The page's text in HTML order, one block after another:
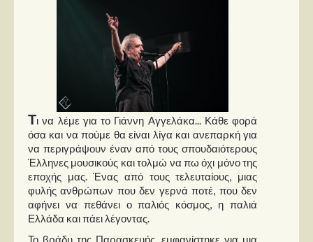
Βιβλία
Video News
Καλλιτέχνες
Μουσικοί
Διάφοροι
Εκτός Συνόρων
Τι να λέμε για το Γιάννη Αγγελάκα... Κάθε φορά
όσα και να πούμε θα είναι λίγα και ανεπαρκή για
να περιγράψουν έναν από τους σπουδαιότερους
Έλληνες μουσικούς και τολμώ να πω όχι μόνο της
εποχής μας. Ένας από τους τελευταίους, μιας
φυλής ανθρώπων που δεν γερνά ποτέ, που δεν
αφήνει να πεθάνει ο παλιός κόσμος, η παλιά
Ελλάδα και πάει λέγοντας.
Το βράδυ της Παρασκευής, εμφανίστηκε για μια